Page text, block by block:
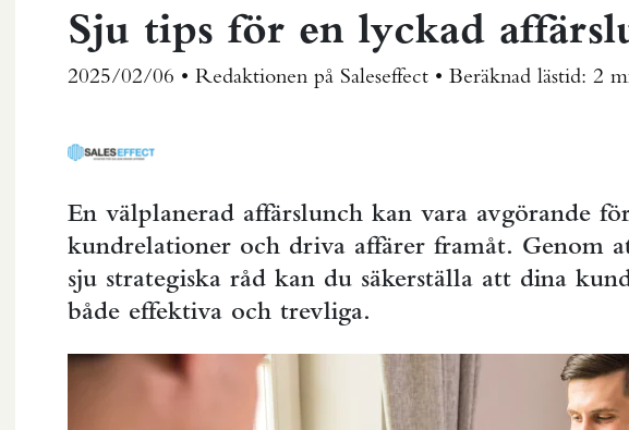
Sju tips för en lyckad
2025/02/06 • Redaktionen på Saleseffect • Beräknad lästid: 2
En välplanerad affärslunch kan vara avgörande
kundrelationer och driva affärer framåt. Genom
sju strategiska råd kan du säkerställa att dina
både effektiva och trevliga.